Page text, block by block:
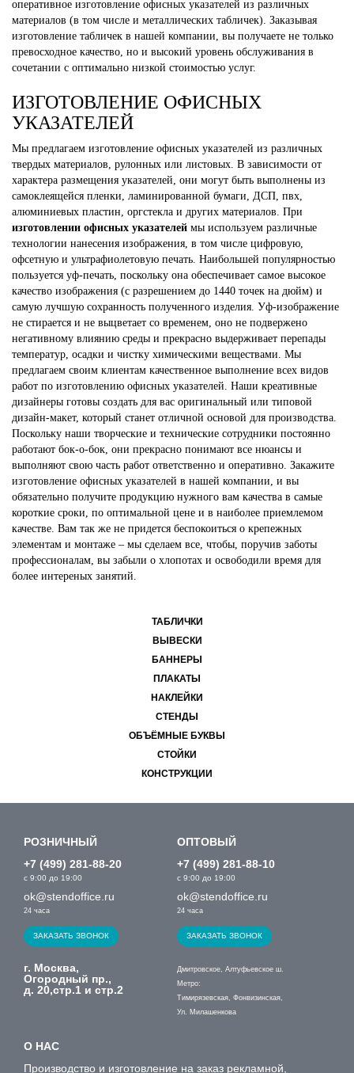
оперативное изготовление офисных указателей из различных
материалов (в том числе и металлических табличек). Заказывая
изготовление табличек в нашей компании, вы получаете не только
превосходное качество, но и высокий уровень обслуживания в
сочетании с оптимально низкой стоимостью услуг.
ИЗГОТОВЛЕНИЕ ОФИСНЫХ
УКАЗАТЕЛЕЙ
Мы предлагаем изготовление офисных указателей из различных
твердых материалов, рулонных или листовых. В зависимости от
характера размещения указателей, они могут быть выполнены из
самоклеящейся пленки, ламинированной бумаги, ДСП, пвх,
алюминиевых пластин, оргстекла и других материалов. При
изготовлении офисных указателей мы используем различные
технологии нанесения изображения, в том числе цифровую,
офсетную и ультрафиолетовую печать. Наибольшей популярностью
пользуется уф-печать, поскольку она обеспечивает самое высокое
качество изображения (с разрешением до 1440 точек на дюйм) и
самую лучшую сохранность полученного изделия. Уф-изображение
не стирается и не выцветает со временем, оно не подвержено
негативному влиянию среды и прекрасно выдерживает перепады
температур, осадки и чистку химическими веществами. Мы
предлагаем своим клиентам качественное выполнение всех видов
работ по изготовлению офисных указателей. Наши креативные
дизайнеры готовы создать для вас оригинальный или типовой
дизайн-макет, который станет отличной основой для производства.
Поскольку наши творческие и технические сотрудники постоянно
работают бок-о-бок, они прекрасно понимают все нюансы и
выполняют свою часть работ ответственно и оперативно. Закажите
изготовление офисных указателей в нашей компании, и вы
обязательно получите продукцию нужного вам качества в самые
короткие сроки, по оптимальной цене и в наиболее приемлемом
качестве. Вам так же не придется беспокоиться о крепежных
элементам и монтаже – мы сделаем все, чтобы, поручив заботы
профессионалам, вы забыли о хлопотах и освободили время для
более интереных занятий.
ТАБЛИЧКИ
ВЫВЕСКИ
БАННЕРЫ
ПЛАКАТЫ
НАКЛЕЙКИ
СТЕНДЫ
ОБЪЁМНЫЕ БУКВЫ
СТОЙКИ
КОНСТРУКЦИИ
РОЗНИЧНЫЙ
+7 (499) 281-88-20
с 9:00 до 19:00
ok@stendoffice.ru
24 часа
ЗАКАЗАТЬ ЗВОНОК
ОПТОВЫЙ
+7 (499) 281-88-10
с 9:00 до 19:00
ok@stendoffice.ru
24 часа
ЗАКАЗАТЬ ЗВОНОК
г. Москва,
Огородный пр.,
д. 20,стр.1 и стр.2
Дмитровское, Алтуфьевское ш.
Метро:
Тимирязевская, Фонвизинская,
Ул. Милашенкова
О НАС
Производство и изготовление на заказ рекламной,